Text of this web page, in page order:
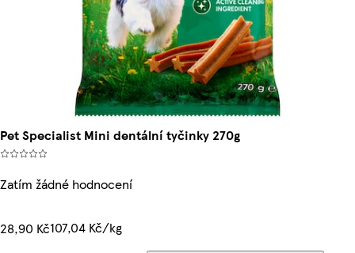
Pet Specialist Mini dentální tyčinky 270g
Zatím žádné hodnocení
28,90 Kč107,04 Kč/kg